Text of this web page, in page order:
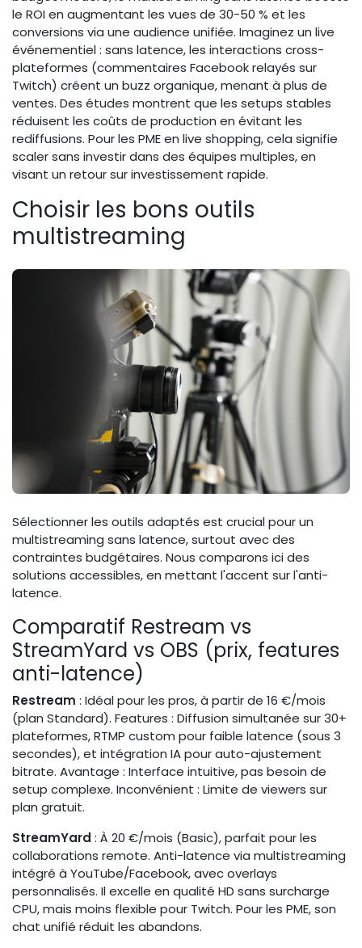
le ROI en augmentant les vues de 30-50 % et les
conversions via une audience unifiée. Imaginez un live
événementiel : sans latence, les interactions cross-
plateformes (commentaires Facebook relayés sur
Twitch) créent un buzz organique, menant à plus de
ventes. Des études montrent que les setups stables
réduisent les coûts de production en évitant les
rediffusions. Pour les PME en live shopping, cela signifie
scaler sans investir dans des équipes multiples, en
visant un retour sur investissement rapide.
Choisir les bons outils
multistreaming
Sélectionner les outils adaptés est crucial pour un
multistreaming sans latence, surtout avec des
contraintes budgétaires. Nous comparons ici des
solutions accessibles, en mettant l'accent sur l'anti-
latence.
Comparatif Restream vs
StreamYard vs OBS (prix, features
anti-latence)
Restream : Idéal pour les pros, à partir de 16 €/mois
(plan Standard). Features : Diffusion simultanée sur 30+
plateformes, RTMP custom pour faible latence (sous 3
secondes), et intégration IA pour auto-ajustement
bitrate. Avantage : Interface intuitive, pas besoin de
setup complexe. Inconvénient : Limite de viewers sur
plan gratuit.
StreamYard : À 20 €/mois (Basic), parfait pour les
collaborations remote. Anti-latence via multistreaming
intégré à YouTube/Facebook, avec overlays
personnalisés. Il excelle en qualité HD sans surcharge
CPU, mais moins flexible pour Twitch. Pour les PME, son
chat unifié réduit les abandons.